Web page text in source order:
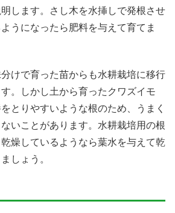
します。さし木を水挿しで発根させ
うになったら肥料を与えて育てま
けで育った苗からも水耕栽培に移行
。しかし土から育ったクワズイモ
とりやすいような根のため、うまく
いことがあります。水耕栽培用の根
燥しているようなら葉水を与えて乾
しょう。